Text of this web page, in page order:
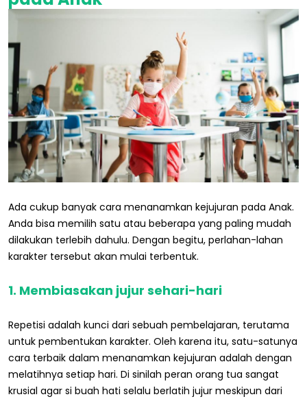
Ada cukup banyak cara menanamkan kejujuran pada Anak.
Anda bisa memilih satu atau beberapa yang paling mudah
dilakukan terlebih dahulu. Dengan begitu, perlahan-lahan
karakter tersebut akan mulai terbentuk.
1. Membiasakan jujur sehari-hari
Repetisi adalah kunci dari sebuah pembelajaran, terutama
untuk pembentukan karakter. Oleh karena itu, satu-satunya
cara terbaik dalam menanamkan kejujuran adalah dengan
melatihnya setiap hari. Di sinilah peran orang tua sangat
krusial agar si buah hati selalu berlatih jujur meskipun dari